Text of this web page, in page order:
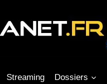
Streaming Dossiers